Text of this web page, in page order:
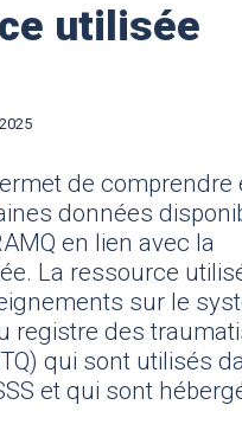
utilisée
de comprendre
données
en lien avec la
La ressource
sur le
registre des
qui sont utilisés
et qui sont